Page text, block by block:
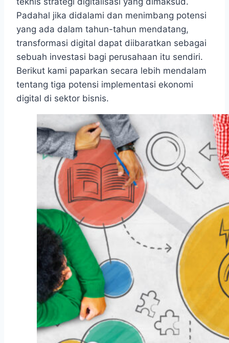
Padahal jika didalami dan menimbang potensi
yang ada dalam tahun-tahun mendatang,
transformasi digital dapat diibaratkan sebagai
sebuah investasi bagi perusahaan itu sendiri.
Berikut kami paparkan secara lebih mendalam
tentang tiga potensi implementasi ekonomi
digital di sektor bisnis.